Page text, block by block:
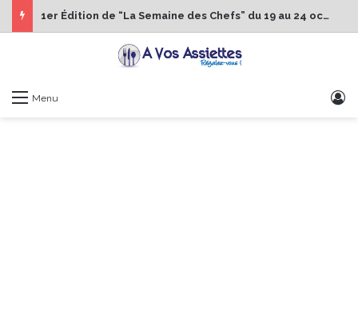
1er Édition de “La Semaine des Chefs” du 19 au 24 octobre 2026
Menu